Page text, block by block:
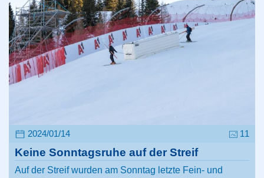
2024/01/14 11
Keine Sonntagsruhe auf der Streif
Auf der Streif wurden am Sonntag letzte Fein- und